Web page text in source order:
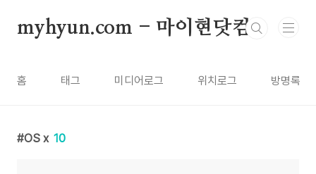
myhyun.com - 마이현닷컴
홈 태그 미디어로그 위치로그 방명록
OS x 10